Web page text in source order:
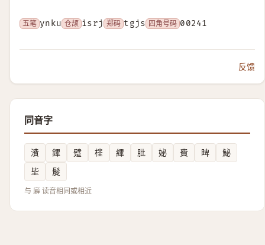
五笔 ynku 仓颉 isrj 郑码 tgjs 四角号码 00241
反馈
同音字
㵒 鏎 躄 㯇 縪 肶 妼 費 睥
鮅
坒
髲
与 廦 读音相同或相近